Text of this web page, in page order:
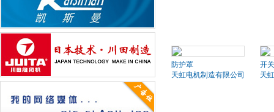
防护罩
天虹电机制造有限公司
开关
天